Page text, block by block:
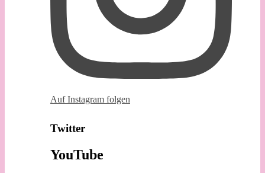
Auf Instagram folgen
Twitter
YouTube